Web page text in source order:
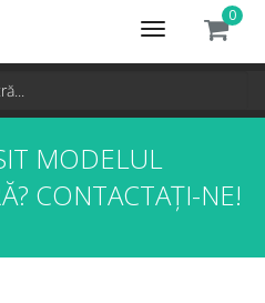
Toggle
navigation
0
MODELUL
CONTACTAȚI-NE!